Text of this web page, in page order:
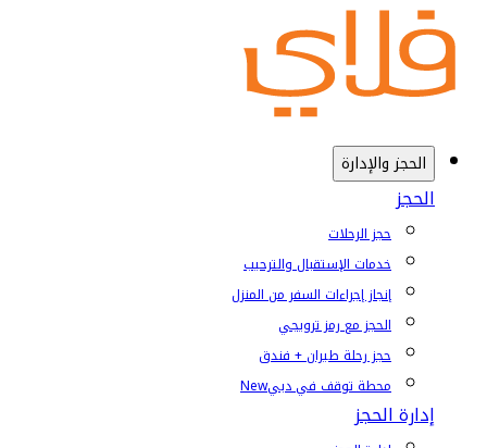
الحجز والإدارة
الحجز
حجز الرحلات
خدمات الإستقبال والترحيب
إنجاز إجراءات السفر من المنزل
الحجز مع رمز ترويجي
حجز رحلة طيران + فندق
محطة توقف في دبيNew
إدارة الحجز